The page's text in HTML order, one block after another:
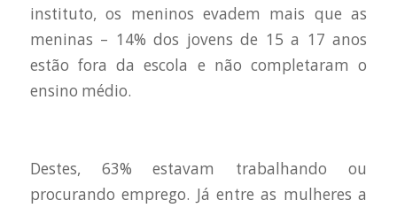
instituto, os meninos evadem mais que as
meninas – 14% dos jovens de 15 a 17 anos
estão fora da escola e não completaram o
ensino médio.
Destes, 63% estavam trabalhando ou
procurando emprego. Já entre as mulheres a